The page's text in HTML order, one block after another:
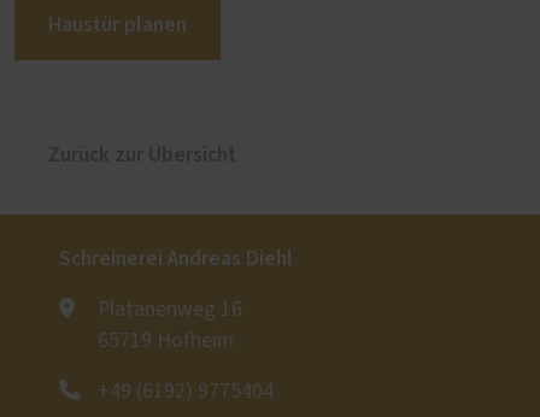
Haustür planen
Schreinerei Andreas Diehl
Platanenweg 16
65719 Hofheim
+49 (6192) 9775404